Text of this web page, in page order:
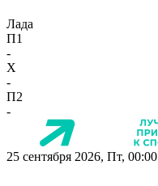
Лада
П1
-
X
-
П2
-
25 сентября 2026, Пт, 00:00